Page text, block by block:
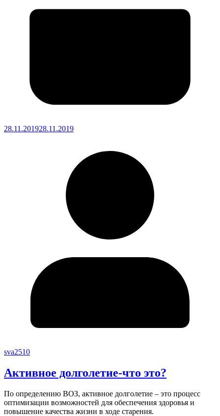
28.11.201928.11.2019
sva2510
Активное долголетие-что это?
По определению ВОЗ, активное долголетие – это процесс
оптимизации возможностей для обеспечения здоровья и
повышение качества жизни в ходе старения.